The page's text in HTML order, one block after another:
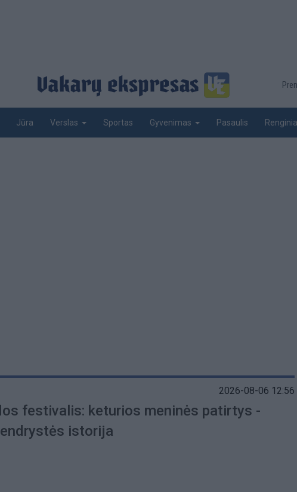
top
Jūra Verslas Sportas Gyvenimas Pasaulis
2026-08-06 12:56
festivalis: keturios meninės patirtys -
istorija